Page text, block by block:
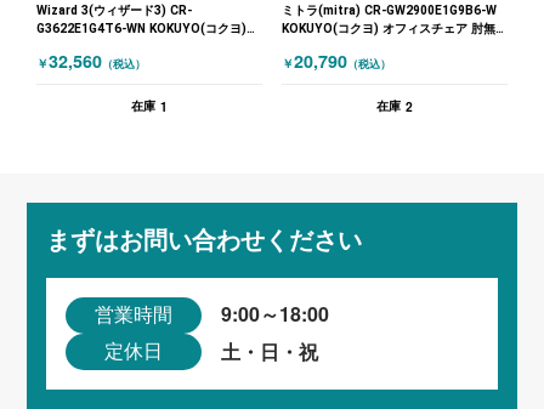
Wizard 3(ウィザード3) CR-
G3622E1G4T6-WN KOKUYO(コクヨ)
ブルー
￥32,560 （税込）
在庫 1
ミトラ(mitra) CR-GW2900E1G9B6-W
KOKUYO(コクヨ) オフィスチェア 肘無
￥20,790 （税込）
在庫 2
まずはお問い合わせください
営業時間 9:00～18:00
定休日 土・日・祝